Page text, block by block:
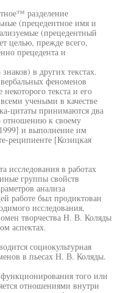
разделение
(прецедентное имя и
(прецедентный
целью, прежде всего,
прецедента и
в других текстах.
феноменов
текста и его
учеными в качестве
цитаты принимаются два
отношению к своему
и выполнение им
реципиенте [Козицкая
исследования в работах
группы свойств
анализа
работе был продиктован
исследования,
творчества Н. В. Коляды
аспектах.
социокультурная
в пьесах Н. В. Коляды.
того или
отношениями внутри